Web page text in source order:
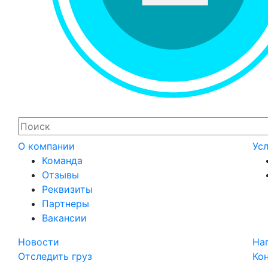
О компании
Команда
Отзывы
Реквизиты
Партнеры
Вакансии
Новости
Отследить груз